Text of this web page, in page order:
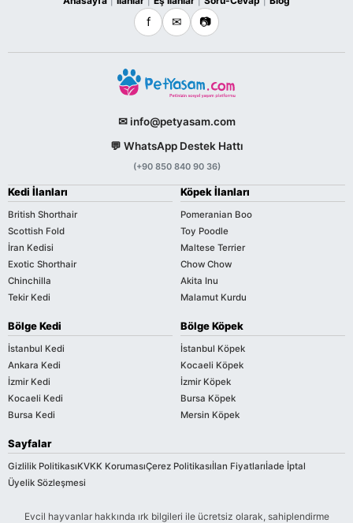
f ✉ 📷
✉ info@petyasam.com
💬 WhatsApp Destek Hattı
(+90 850 840 90 36)
Kedi İlanları
British Shorthair
Scottish Fold
İran Kedisi
Exotic Shorthair
Chinchilla
Tekir Kedi
Köpek İlanları
Pomeranian Boo
Toy Poodle
Maltese Terrier
Chow Chow
Akita Inu
Malamut Kurdu
Bölge Kedi
İstanbul Kedi
Ankara Kedi
İzmir Kedi
Kocaeli Kedi
Bursa Kedi
Bölge Köpek
İstanbul Köpek
Kocaeli Köpek
İzmir Köpek
Bursa Köpek
Mersin Köpek
Sayfalar
Gizlilik PolitikasıKVKK KorumasıÇerez Politikasıİlan Fiyatlarıİade İptal
Üyelik Sözleşmesi
Evcil hayvanlar hakkında ırk bilgileri ile ücretsiz olarak, sahiplendirme